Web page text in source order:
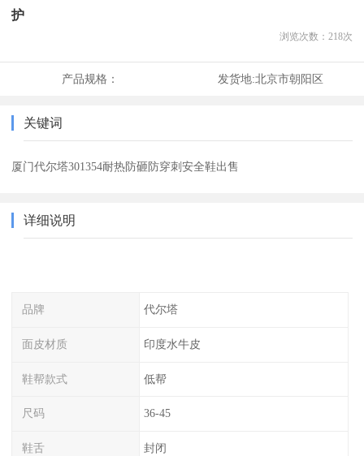
护
浏览次数： 218次
产品规格： 发货地:北京市朝阳区
关键词
厦门代尔塔301354耐热防砸防穿刺安全鞋出售
详细说明
品牌 代尔塔
面皮材质 印度水牛皮
鞋帮款式 低帮
尺码 36-45
鞋舌 封闭